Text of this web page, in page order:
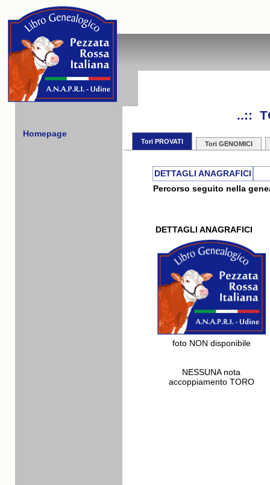
Homepage
..::
Tori PROVATI Tori GENOMICI
DETTAGLI ANAGRAFICI
Percorso seguito nella
DETTAGLI ANAGRAFICI
foto NON disponibile
NESSUNA nota
accoppiamento TORO